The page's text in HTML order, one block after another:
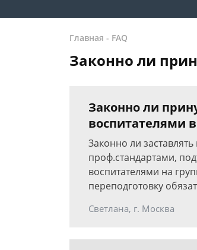
Главная - FAQ
Законно ли
Законно ли
воспитателями
Законно ли
проф.стандартами,
воспитателями на
переподготовку
Светлана, г. Москва